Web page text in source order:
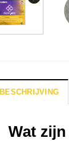
BESCHRIJVING
Wat